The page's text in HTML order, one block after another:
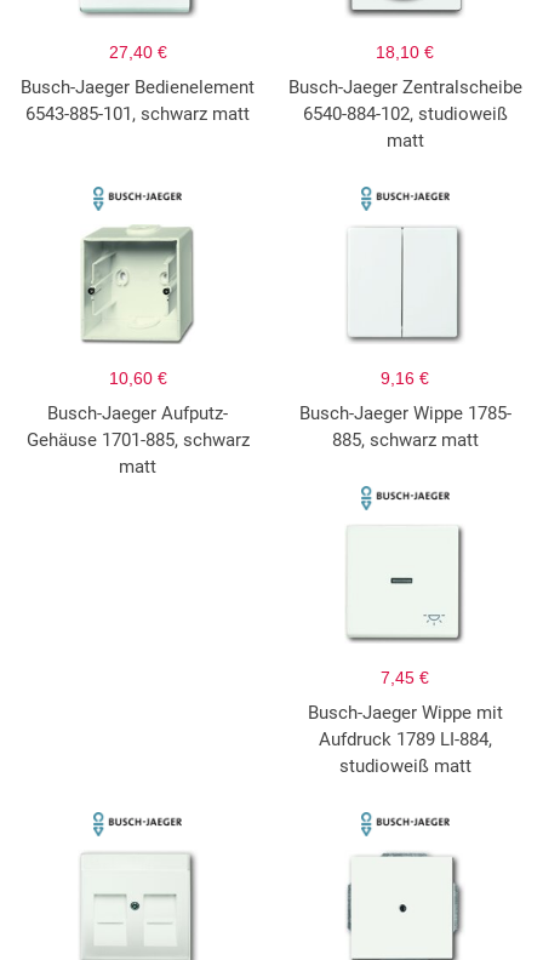
27,40 €
Busch-Jaeger Bedienelement
6543-885-101, schwarz matt
18,10 €
Busch-Jaeger Zentralscheibe
6540-884-102, studioweiß
matt
10,60 €
Busch-Jaeger Aufputz-
Gehäuse 1701-885, schwarz
matt
9,16 €
Busch-Jaeger Wippe 1785-
885, schwarz matt
7,45 €
Busch-Jaeger Wippe mit
Aufdruck 1789 LI-884,
studioweiß matt